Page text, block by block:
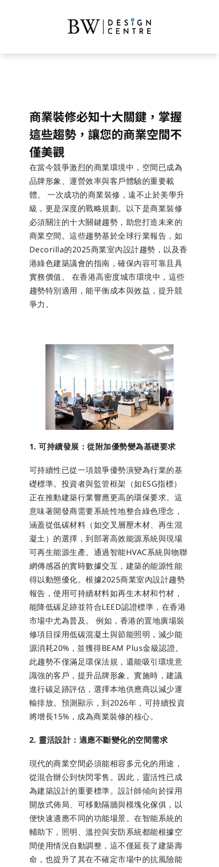
商業裝修必知十大關鍵，掌握
這些趨勢，讓您的商業空間不
僅美觀
在當今競爭激烈的商業環境中，空間已成為
品牌形象、運營效率與客戶體驗的重要載
體。 一次成功的商業裝修，遠不止於美學升
級，更是深度的戰略規劃。以下是商業裝修
必須關注的十大關鍵趨勢，助您打造未來的
商業空間。這些趨勢基於全球行業報告，如
Decorilla的2025商業室內設計趨勢，以及香
港綠色建築議會的指南，確保內容可靠且具
實務價值。 在香港高密度城市環境中，這些
趨勢特別適用，能平衡成本與效益，提升競
爭力。
1. 可持續發展：從附加優勢變為基礎要求
可持續性已從一項競爭優勢演變為行業的基
礎標準。投資者與監管框架（如ESG指標）
正在推動建築行業響應更高的環保要求。這
意味著開發商需要系統性地整合綠色理念，
涵蓋從低碳材料（如交叉層壓木材、再生混
凝土）的選擇，到部署高效能源系統與現場
可再生能源生產。通過智能HVAC系統與物聯
網傳感器的實時數據交互，建築的能源性能
得以動態優化。根據2025商業室內設計趨勢
報告，使用可持續材料如再生木材和竹材，
能降低碳足跡並符合LEED認證標準，在香港
市場中尤為普及。 例如，香港的置地廣場裝
修項目採用低碳混凝土與節能照明，減少能
源消耗20%，並獲得BEAM Plus金級認證。
此趨勢不僅滿足環保法規，還能吸引環境意
識強的客戶，提升品牌形象。實施時，建議
進行碳足跡評估，選擇本地供應商以減少運
輸排放。預測顯示，到2026年，可持續投資
將增長15%，成為商業裝修的核心。
2. 靈活設計：適應不斷變化的空間需求
現代的商業空間必須能相容多元化的用途，
從混合辦公到快閃零售。因此，靈活性已成
為建築設計的重要標準。設計師傾向於採用
開放式佈局、可移動隔牆與模塊化傢俱，以
便快速適應不同的功能場景。在智能系統的
輔助下，照明、溫控與安防系統都能根據空
間使用情況自動調整，這不僅延長了建築壽
命，也提升了其在不確定市場中的抗風險能